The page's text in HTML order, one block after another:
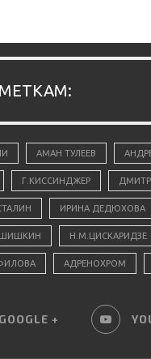
АМАН ТУЛЕЕВ
Г.КИССИНДЖЕР
ИРИНА ДЕДЮХОВА
Н.М.ЦИСКАРИДЗЕ
АДРЕНОХРОМ
GOOGLE +